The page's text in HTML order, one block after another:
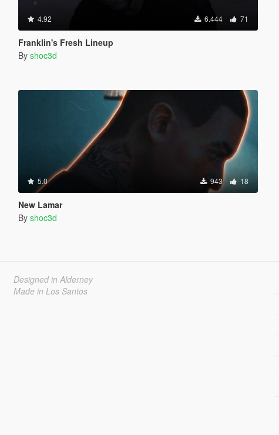
4.92 6.444 71
Franklin's Fresh Lineup
By shoc3d
5.0 943 18
New Lamar
By shoc3d
Designed in Alderney
Made in Los Santos